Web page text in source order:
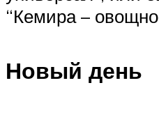
“Кемира –
Новый день